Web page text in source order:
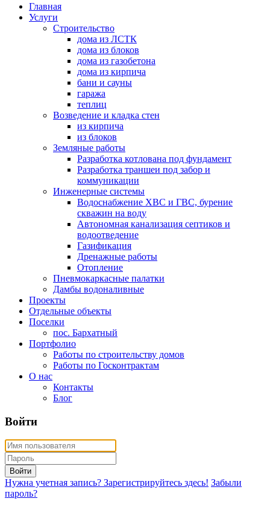
Главная
Услуги
Строительство
дома из ЛСТК
дома из блоков
дома из газобетона
дома из кирпича
бани и сауны
гаража
теплиц
Возведение и кладка стен
из кирпича
из блоков
Земляные работы
Разработка котлована под фундамент
Разработка траншеи под забор и
коммуникации
Инженерные системы
Водоснабжение ХВС и ГВС, бурение
скважин на воду
Автономная канализация септиков и
водоотведение
Газификация
Дренажные работы
Отопление
Пневмокаркасные палатки
Дамбы водоналивные
Проекты
Отдельные объекты
Поселки
пос. Бархатный
Портфолио
Работы по строительству домов
Работы по Госконтрактам
О нас
Контакты
Блог
Войти
Войти
Нужна учетная запись? Зарегистрируйтесь здесь! Забыли
пароль?